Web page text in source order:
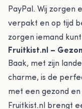
PayPal. Wij zorgen
verpakt en op tijd
zorgen iemand
Fruitkist.nl –
Baak, met zijn
charme, is de
met een gezond
Fruitkist.nl brengt